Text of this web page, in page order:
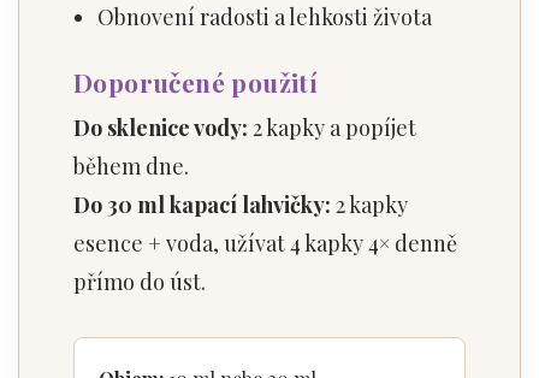
Obnovení radosti a lehkosti života
Doporučené použití
Do sklenice vody: 2 kapky a popíjet
během dne.
Do 30 ml kapací lahvičky: 2 kapky
esence + voda, užívat 4 kapky 4× denně
přímo do úst.